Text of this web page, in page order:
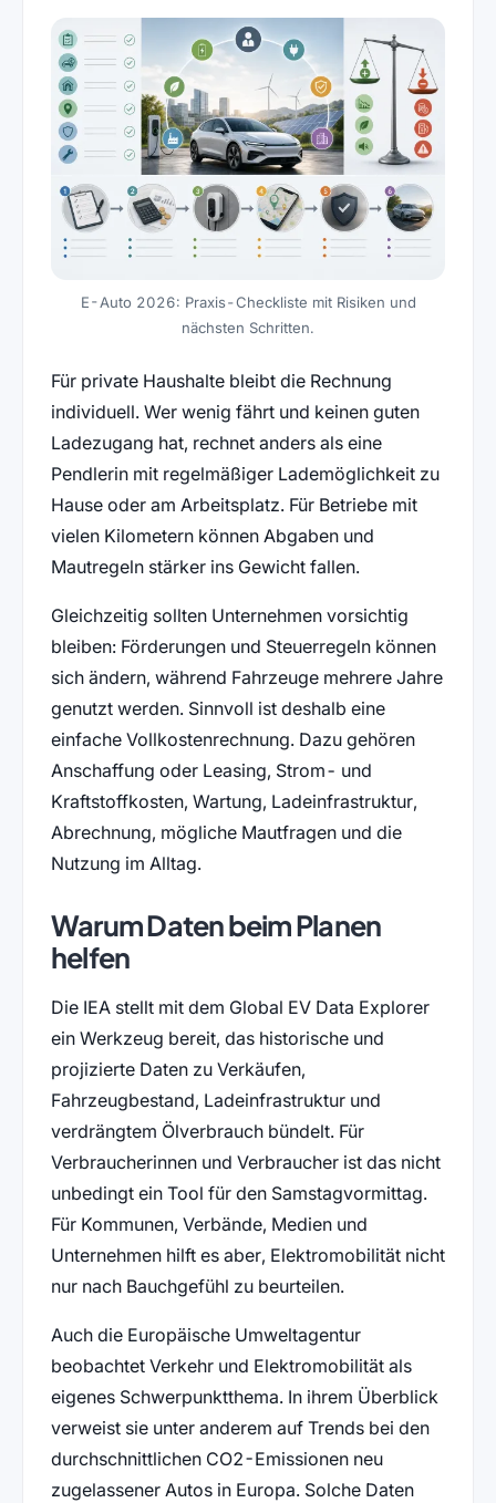
E-Auto 2026: Praxis-Checkliste mit Risiken und
nächsten Schritten.
Für private Haushalte bleibt die Rechnung
individuell. Wer wenig fährt und keinen guten
Ladezugang hat, rechnet anders als eine
Pendlerin mit regelmäßiger Lademöglichkeit zu
Hause oder am Arbeitsplatz. Für Betriebe mit
vielen Kilometern können Abgaben und
Mautregeln stärker ins Gewicht fallen.
Gleichzeitig sollten Unternehmen vorsichtig
bleiben: Förderungen und Steuerregeln können
sich ändern, während Fahrzeuge mehrere Jahre
genutzt werden. Sinnvoll ist deshalb eine
einfache Vollkostenrechnung. Dazu gehören
Anschaffung oder Leasing, Strom- und
Kraftstoffkosten, Wartung, Ladeinfrastruktur,
Abrechnung, mögliche Mautfragen und die
Nutzung im Alltag.
Warum Daten beim Planen
helfen
Die IEA stellt mit dem Global EV Data Explorer
ein Werkzeug bereit, das historische und
projizierte Daten zu Verkäufen,
Fahrzeugbestand, Ladeinfrastruktur und
verdrängtem Ölverbrauch bündelt. Für
Verbraucherinnen und Verbraucher ist das nicht
unbedingt ein Tool für den Samstagvormittag.
Für Kommunen, Verbände, Medien und
Unternehmen hilft es aber, Elektromobilität nicht
nur nach Bauchgefühl zu beurteilen.
Auch die Europäische Umweltagentur
beobachtet Verkehr und Elektromobilität als
eigenes Schwerpunktthema. In ihrem Überblick
verweist sie unter anderem auf Trends bei den
durchschnittlichen CO2-Emissionen neu
zugelassener Autos in Europa. Solche Daten